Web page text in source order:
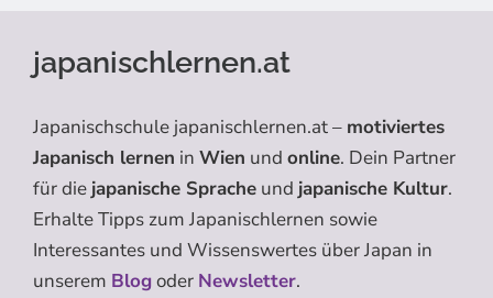
japanischlernen.at
Japanischschule japanischlernen.at – motiviertes
Japanisch lernen in Wien und online. Dein Partner
für die japanische Sprache und japanische Kultur.
Erhalte Tipps zum Japanischlernen sowie
Interessantes und Wissenswertes über Japan in
unserem Blogoder Newsletter.